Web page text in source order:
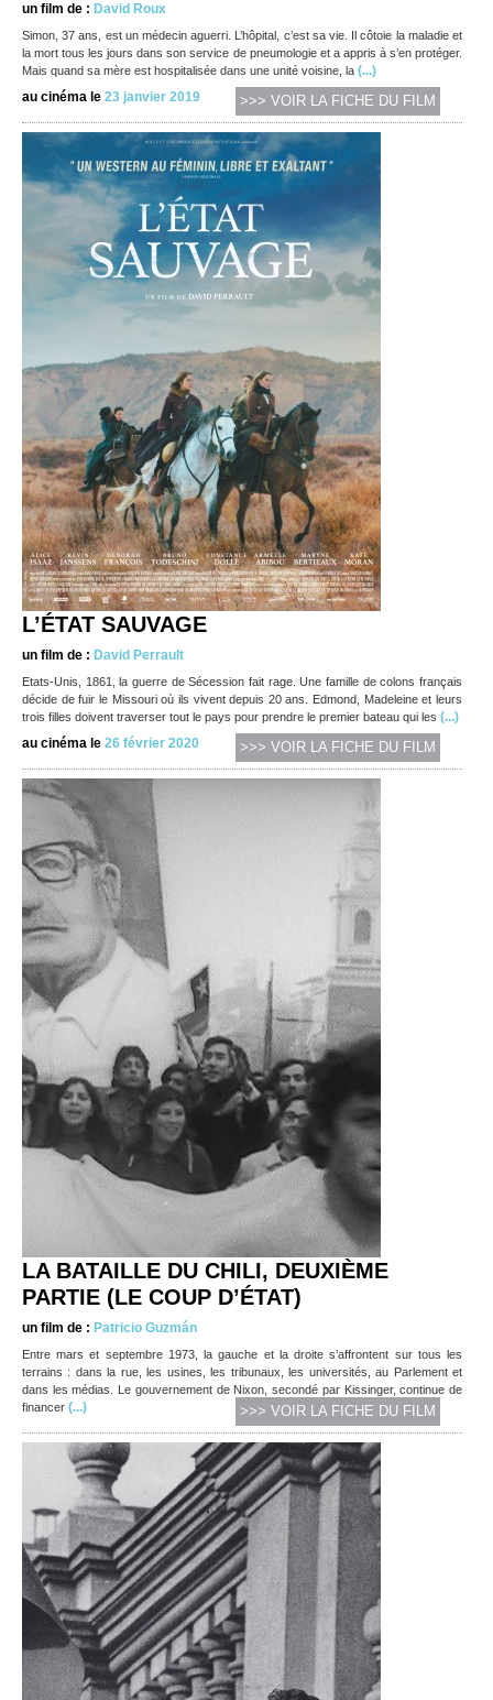
un film de : David Roux
Simon, 37 ans, est un médecin aguerri. L’hôpital, c’est sa vie. Il côtoie la maladie et
la mort tous les jours dans son service de pneumologie et a appris à s’en protéger.
Mais quand sa mère est hospitalisée dans une unité voisine, la (...)
au cinéma le 23 janvier 2019 >>> VOIR LA FICHE DU FILM
L’ÉTAT SAUVAGE
un film de : David Perrault
Etats-Unis, 1861, la guerre de Sécession fait rage. Une famille de colons français
décide de fuir le Missouri où ils vivent depuis 20 ans. Edmond, Madeleine et leurs
trois filles doivent traverser tout le pays pour prendre le premier bateau qui les (...)
au cinéma le 26 février 2020 >>> VOIR LA FICHE DU FILM
LA BATAILLE DU CHILI, DEUXIÈME
PARTIE (LE COUP D’ÉTAT)
un film de : Patricio Guzmán
Entre mars et septembre 1973, la gauche et la droite s’affrontent sur tous les
terrains : dans la rue, les usines, les tribunaux, les universités, au Parlement et
dans les médias. Le gouvernement de Nixon, secondé par Kissinger, continue de
financer (...) >>> VOIR LA FICHE DU FILM